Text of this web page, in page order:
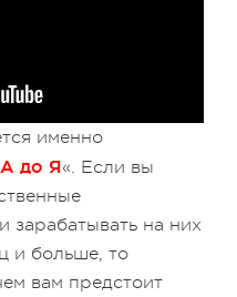
именно
А до Я«. Если вы
на них
и больше, то
вам предстоит